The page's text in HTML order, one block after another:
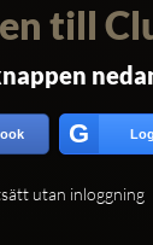
till
G
utan inloggning